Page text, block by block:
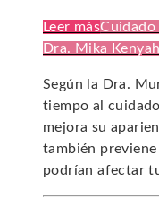
Leer másCuidado
Dra. Mika Kenyah
Según la Dra.
tiempo al
mejora su
también
podrían afectar